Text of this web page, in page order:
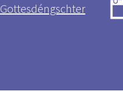
Gottesdéngschter